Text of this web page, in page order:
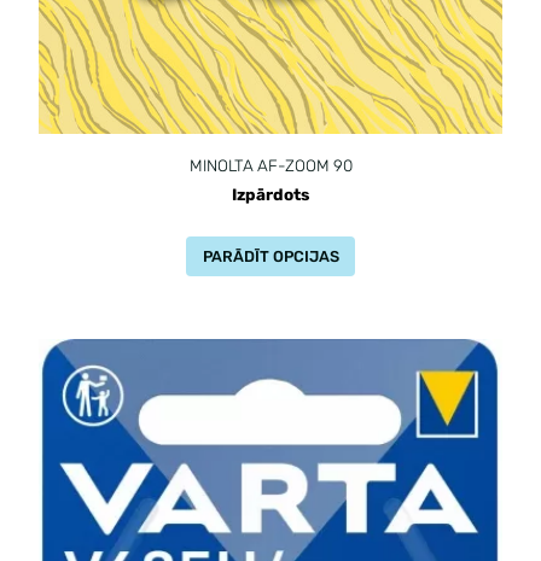
MINOLTA AF-ZOOM 90
Izpārdots
PARĀDĪT OPCIJAS